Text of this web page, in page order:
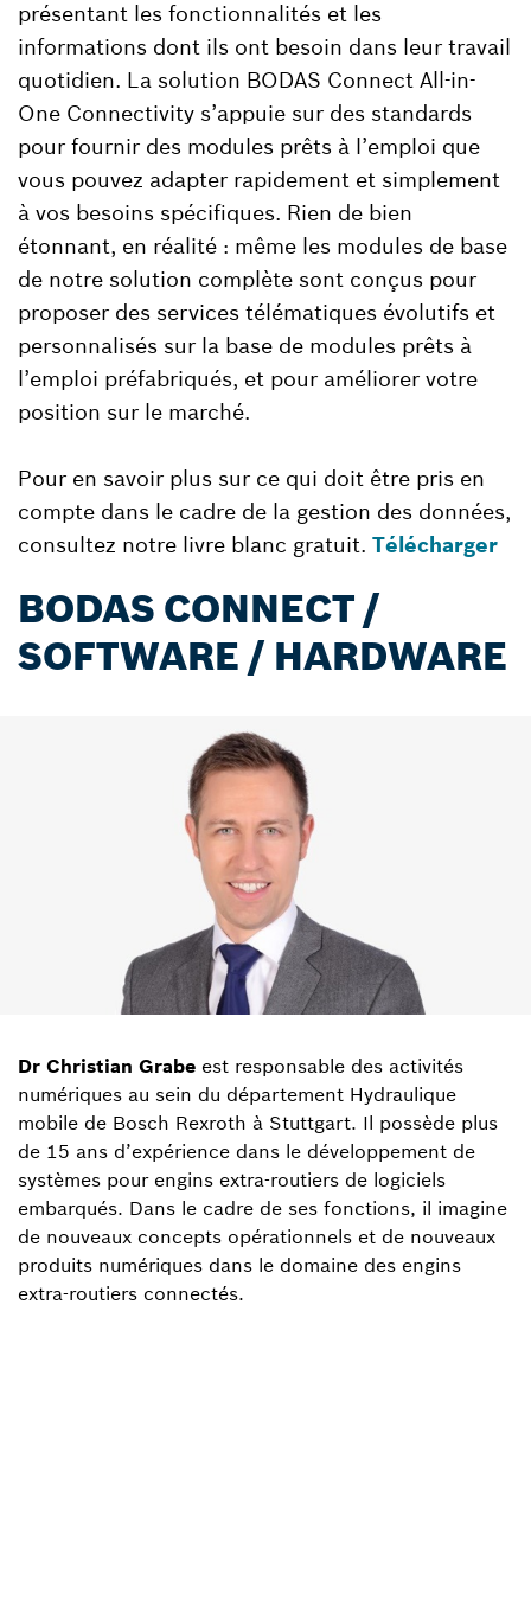
présentant les fonctionnalités et les
informations dont ils ont besoin dans leur travail
quotidien. La solution BODAS Connect All-in-
One Connectivity s’appuie sur des standards
pour fournir des modules prêts à l’emploi que
vous pouvez adapter rapidement et simplement
à vos besoins spécifiques. Rien de bien
étonnant, en réalité : même les modules de base
de notre solution complète sont conçus pour
proposer des services télématiques évolutifs et
personnalisés sur la base de modules prêts à
l’emploi préfabriqués, et pour améliorer votre
position sur le marché.
Pour en savoir plus sur ce qui doit être pris en
compte dans le cadre de la gestion des données,
consultez notre livre blanc gratuit. Télécharger
BODAS CONNECT /
SOFTWARE / HARDWARE
Dr Christian Grabe est responsable des activités
numériques au sein du département Hydraulique
mobile de Bosch Rexroth à Stuttgart. Il possède plus
de 15 ans d’expérience dans le développement de
systèmes pour engins extra-routiers de logiciels
embarqués. Dans le cadre de ses fonctions, il imagine
de nouveaux concepts opérationnels et de nouveaux
produits numériques dans le domaine des engins
extra-routiers connectés.